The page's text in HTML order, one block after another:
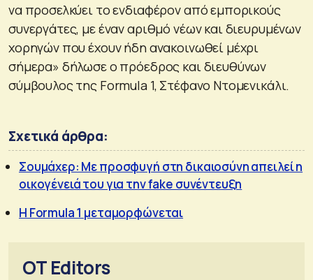
να προσελκύει το ενδιαφέρον από εμπορικούς
συνεργάτες, με έναν αριθμό νέων και διευρυμένων
χορηγών που έχουν ήδη ανακοινωθεί μέχρι
σήμερα» δήλωσε ο πρόεδρος και διευθύνων
σύμβουλος της Formula 1, Στέφανο Ντομενικάλι.
Σχετικά άρθρα:
Σουμάχερ: Με προσφυγή στη δικαιοσύνη απειλεί η
οικογένειά του για την fake συνέντευξη
Η Formula 1 μεταμορφώνεται
OT Editors